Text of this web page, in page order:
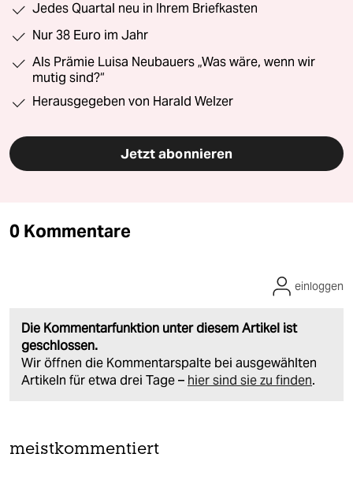
Jedes Quartal neu in Ihrem Briefkasten
Nur 38 Euro im Jahr
Als Prämie Luisa Neubauers „Was wäre, wenn wir
mutig sind?“
Herausgegeben von Harald Welzer
Jetzt abonnieren
0 Kommentare
Die Kommentarfunktion unter diesem Artikel ist
geschlossen.
Wir öffnen die Kommentarspalte bei ausgewählten
Artikeln für etwa drei Tage – hier sind sie zu finden.
einloggen
meistkommentiert